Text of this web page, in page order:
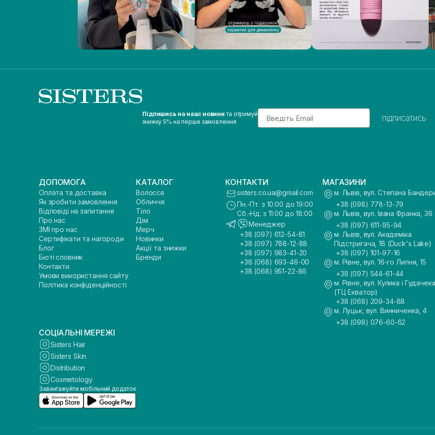
Підпишись на наші новини та отримуй
знижку 5% на перше замовлення
Email
підписатись
ДОПОМОГА
Оплата та доставка
Як зробити замовлення
Відповіді на запитання
Про нас
ЗМІ про нас
Сертифікати та нагороди
Блог
Бюті словник
Контакти
Умови використання сайту
Політика конфіденційності
КАТАЛОГ
Волосся
Обличчя
Тіло
Дім
Мерч
Новинки
Акції та знижки
Бренди
КОНТАКТИ
sisters.co.ua@gmail.com
Пн.-Пт. з 10:00 до 19:00
Сб.-Нд. з 11:00 до 18:00
Менеджер
+38 (097) 612-54-81
+38 (097) 788-12-88
+38 (097) 983-41-20
+38 (068) 693-46-00
+38 (068) 951-22-86
МАГАЗИНИ
м. Львів, вул. Степана
+38 (098) 778-13-79
м. Львів, вул. Івана Франка, 36
+38 (097) 611-95-94
м. Львів, вул. Академіка
Підстригача, 1В (Duck's Lake)
+38 (097) 101-97-16
м. Рівне, вул. 16-го Липня, 15
+38 (097) 544-61-44
м. Рівне, вул. Кулика і
(ТЦ Екватор)
+38 (068) 209-34-88
м. Луцьк, вул. Винниченка, 4
+38 (098) 076-60-62
СОЦІАЛЬНІ МЕРЕЖІ
Sisters Hair
Sisters Skin
Distribution
Cosmetology
Завантажуйте мобільний додаток